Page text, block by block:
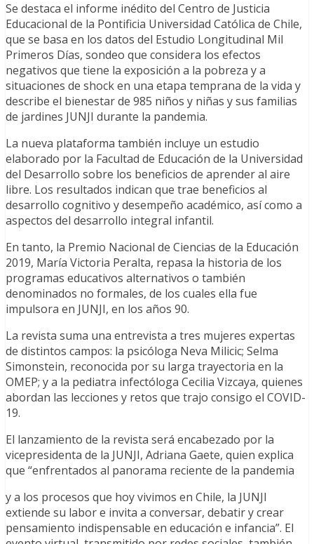
Se destaca el informe inédito del Centro de Justicia
Educacional de la Pontificia Universidad Católica de Chile,
que se basa en los datos del Estudio Longitudinal Mil
Primeros Días, sondeo que considera los efectos
negativos que tiene la exposición a la pobreza y a
situaciones de shock en una etapa temprana de la vida y
describe el bienestar de 985 niños y niñas y sus familias
de jardines JUNJI durante la pandemia.
La nueva plataforma también incluye un estudio
elaborado por la Facultad de Educación de la Universidad
del Desarrollo sobre los beneficios de aprender al aire
libre. Los resultados indican que trae beneficios al
desarrollo cognitivo y desempeño académico, así como a
aspectos del desarrollo integral infantil.
En tanto, la Premio Nacional de Ciencias de la Educación
2019, María Victoria Peralta, repasa la historia de los
programas educativos alternativos o también
denominados no formales, de los cuales ella fue
impulsora en JUNJI, en los años 90.
La revista suma una entrevista a tres mujeres expertas
de distintos campos: la psicóloga Neva Milicic; Selma
Simonstein, reconocida por su larga trayectoria en la
OMEP; y a la pediatra infectóloga Cecilia Vizcaya, quienes
abordan las lecciones y retos que trajo consigo el COVID-
19.
El lanzamiento de la revista será encabezado por la
vicepresidenta de la JUNJI, Adriana Gaete, quien explica
que “enfrentados al panorama reciente de la pandemia
y a los procesos que hoy vivimos en Chile, la JUNJI
extiende su labor e invita a conversar, debatir y crear
pensamiento indispensable en educación e infancia”. El